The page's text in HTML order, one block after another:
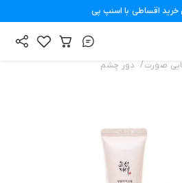
خرید اقساطی با اسنپ پی
صورت/ دور چشم